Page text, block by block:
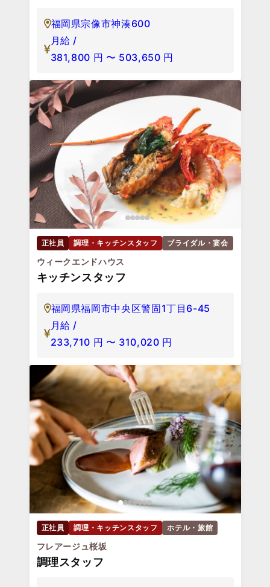
福岡県宗像市神湊600
月給 /
381,800 円 〜 503,650 円
正社員 調理・キッチンスタッフ ブライダル・宴会
ウィークエンドハウス
キッチンスタッフ
福岡県福岡市中央区警固1丁目6-45
月給 /
233,710 円 〜 310,020 円
正社員 調理・キッチンスタッフ ホテル・旅館
フレアージュ桜坂
調理スタッフ